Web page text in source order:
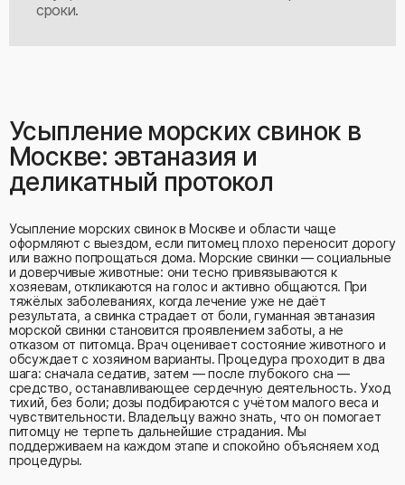
сроки.
Усыпление морских свинок в
Москве: эвтаназия и
деликатный протокол
Усыпление морских свинок в Москве и области чаще
оформляют с выездом, если питомец плохо переносит дорогу
или важно попрощаться дома. Морские свинки — социальные
и доверчивые животные: они тесно привязываются к
хозяевам, откликаются на голос и активно общаются. При
тяжёлых заболеваниях, когда лечение уже не даёт
результата, а свинка страдает от боли, гуманная эвтаназия
морской свинки становится проявлением заботы, а не
отказом от питомца. Врач оценивает состояние животного и
обсуждает с хозяином варианты. Процедура проходит в два
шага: сначала седатив, затем — после глубокого сна —
средство, останавливающее сердечную деятельность. Уход
тихий, без боли; дозы подбираются с учётом малого веса и
чувствительности. Владельцу важно знать, что он помогает
питомцу не терпеть дальнейшие страдания. Мы
поддерживаем на каждом этапе и спокойно объясняем ход
процедуры.